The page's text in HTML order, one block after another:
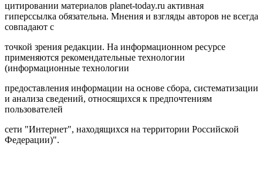
цитировании материалов planet-today.ru активная
гиперссылка обязательна. Мнения и взгляды авторов не всегда
совпадают с
точкой зрения редакции. На информационном ресурсе
применяются рекомендательные технологии
(информационные технологии
предоставления информации на основе сбора, систематизации
и анализа сведений, относящихся к предпочтениям
пользователей
сети "Интернет", находящихся на территории Российской
Федерации)".